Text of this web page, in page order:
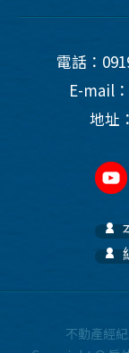
電話：
E-mail
地址
不動產經